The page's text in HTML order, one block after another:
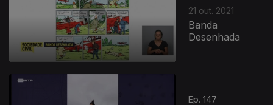
21 out. 2021
Banda
Desenhada
Ep. 147